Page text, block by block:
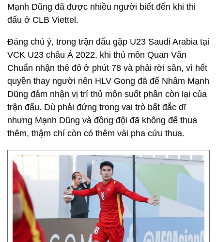
Mạnh Dũng đã được nhiều người biết đến khi thi
đấu ở CLB Viettel.
Đáng chú ý, trong trận đấu gặp U23 Saudi Arabia tại
VCK U23 châu Á 2022, khi thủ môn Quan Văn
Chuẩn nhận thẻ đỏ ở phút 78 và phải rời sân, vì hết
quyền thay người nên HLV Gong đã để Nhâm Mạnh
Dũng đảm nhận vị trí thủ môn suốt phần còn lại của
trận đấu. Dù phải đứng trong vai trò bất đắc dĩ
nhưng Mạnh Dũng và đồng đội đã không để thua
thêm, thậm chí còn có thêm vài pha cứu thua.